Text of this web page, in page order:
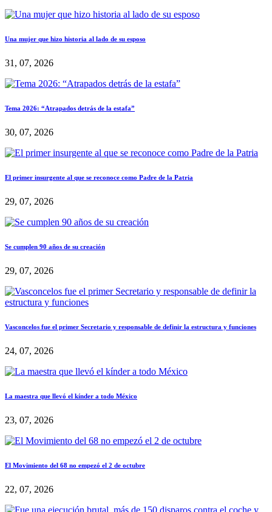
Una mujer que hizo historia al lado de su esposo
31, 07, 2026
Tema 2026: “Atrapados detrás de la estafa”
30, 07, 2026
El primer insurgente al que se reconoce como Padre de la Patria
29, 07, 2026
Se cumplen 90 años de su creación
29, 07, 2026
Vasconcelos fue el primer Secretario y responsable de definir la estructura y funciones
24, 07, 2026
La maestra que llevó el kínder a todo México
23, 07, 2026
El Movimiento del 68 no empezó el 2 de octubre
22, 07, 2026